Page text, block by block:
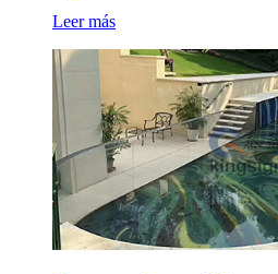
Leer más